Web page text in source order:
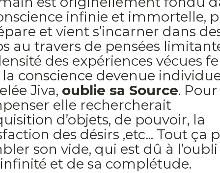
infinie et immortelle,
et vient s’incarner dans
au travers de pensées
des expériences vécues
conscience devenue
Jiva, oublie sa Source. Pour
elle rechercherait
d’objets, de pouvoir, la
des désirs ,etc... Tout ça
son vide, qui est dû à
et de sa complétude.